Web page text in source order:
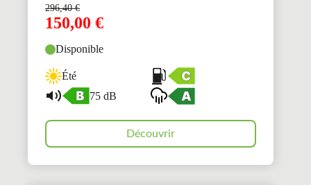
296,40€
150,00 €
Disponible
Été
75 dB
Découvrir